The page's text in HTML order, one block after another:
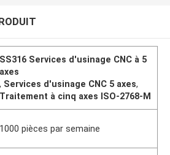
SS316 Services d'usinage CNC à 5
axes
, Services d'usinage CNC 5 axes,
Traitement à cinq axes ISO-2768-M
1000 pièces par semaine